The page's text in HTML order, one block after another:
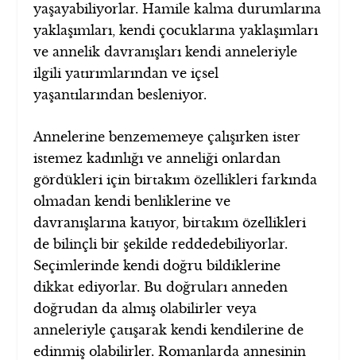
yaşayabiliyorlar. Hamile kalma durumlarına
yaklaşımları, kendi çocuklarına yaklaşımları
ve annelik davranışları kendi anneleriyle
ilgili yatırımlarından ve içsel
yaşantılarından besleniyor.
Annelerine benzememeye çalışırken ister
istemez kadınlığı ve anneliği onlardan
gördükleri için birtakım özellikleri farkında
olmadan kendi benliklerine ve
davranışlarına katıyor, birtakım özellikleri
de bilinçli bir şekilde reddedebiliyorlar.
Seçimlerinde kendi doğru bildiklerine
dikkat ediyorlar. Bu doğruları anneden
doğrudan da almış olabilirler veya
anneleriyle çatışarak kendi kendilerine de
edinmiş olabilirler. Romanlarda annesinin